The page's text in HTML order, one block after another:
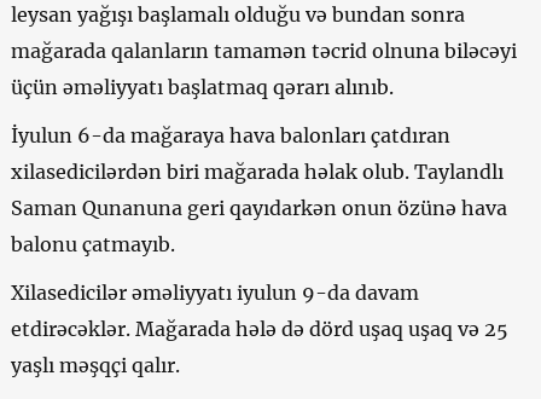
leysan yağışı başlamalı olduğu və bundan sonra
mağarada qalanların tamamən təcrid olnuna biləcəyi
üçün əməliyyatı başlatmaq qərarı alınıb.
İyulun 6-da mağaraya hava balonları çatdıran
xilasedicilərdən biri mağarada həlak olub. Taylandlı
Saman Qunanuna geri qayıdarkən onun özünə hava
balonu çatmayıb.
Xilasedicilər əməliyyatı iyulun 9-da davam
etdirəcəklər. Mağarada hələ də dörd uşaq uşaq və 25
yaşlı məşqçi qalır.